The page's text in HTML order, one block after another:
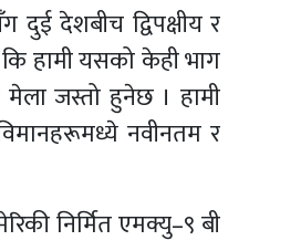
देशबीच द्विपक्षीय र
कि हामी यसको केही भाग
मेला जस्तो हुनेछ । हामी
नवीनतम र
निर्मित एमक्यु–९ बी